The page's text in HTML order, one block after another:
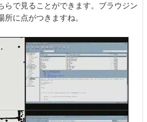
らで見ることができます。ブラウジン
に点がつきますね。